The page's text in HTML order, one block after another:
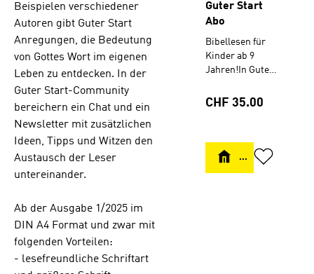
Beispielen verschiedener
Autoren gibt Guter Start
Anregungen, die Bedeutung
von Gottes Wort im eigenen
Leben zu entdecken. In der
Guter Start-Community
bereichern ein Chat und ein
Newsletter mit zusätzlichen
Ideen, Tipps und Witzen den
Austausch der Leser
untereinander.
Ab der Ausgabe 1/2025 im
DIN A4 Format und zwar mit
folgenden Vorteilen:
- lesefreundliche Schriftart
Guter Start
Abo
Bibellesen für
Kinder ab 9
Jahren!In Guter
täglich ein
den die Kinder
selbst in der
Regulärer Preis:
CHF 35.00
DETAILS